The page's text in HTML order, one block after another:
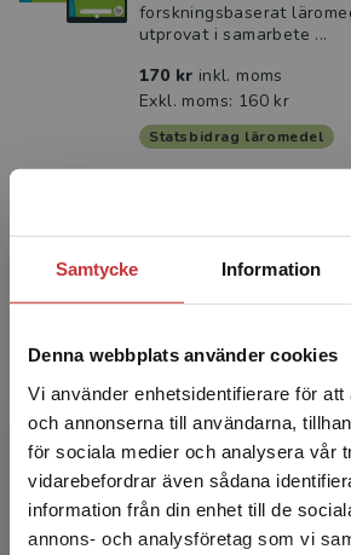
Samtycke Information
Denna webbplats använder cookies
Vi använder enhetsidentifierare för att
och annonserna till användarna,
för sociala medier och analysera vår
vidarebefordrar även sådana
information från din enhet till de
annons- och analysföretag som vi
Begränsad
forskningsbaserat
utprovat i samarbete ...
170 kr inkl. moms
Exkl. moms: 160 kr
Statsbidrag läromedel
Variabel B3
Digital elevlicens 12
uppgifter för goda
MÖJLIGHET ATT
MATEMATISKA
245 krinkl. moms
Exkl. moms: 231 kr
Statsbidrag läromedel